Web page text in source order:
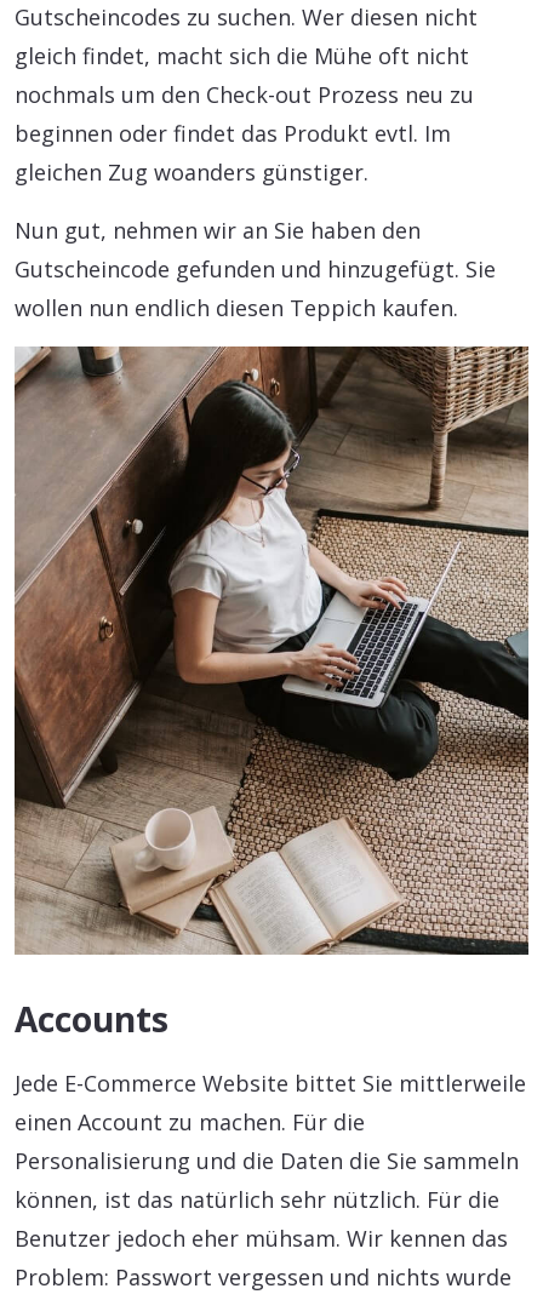
Gutscheincodes zu suchen. Wer diesen nicht
gleich findet, macht sich die Mühe oft nicht
nochmals um den Check-out Prozess neu zu
beginnen oder findet das Produkt evtl. Im
gleichen Zug woanders günstiger.
Nun gut, nehmen wir an Sie haben den
Gutscheincode gefunden und hinzugefügt. Sie
wollen nun endlich diesen Teppich kaufen.
Accounts
Jede E-Commerce Website bittet Sie mittlerweile
einen Account zu machen. Für die
Personalisierung und die Daten die Sie sammeln
können, ist das natürlich sehr nützlich. Für die
Benutzer jedoch eher mühsam. Wir kennen das
Problem: Passwort vergessen und nichts wurde